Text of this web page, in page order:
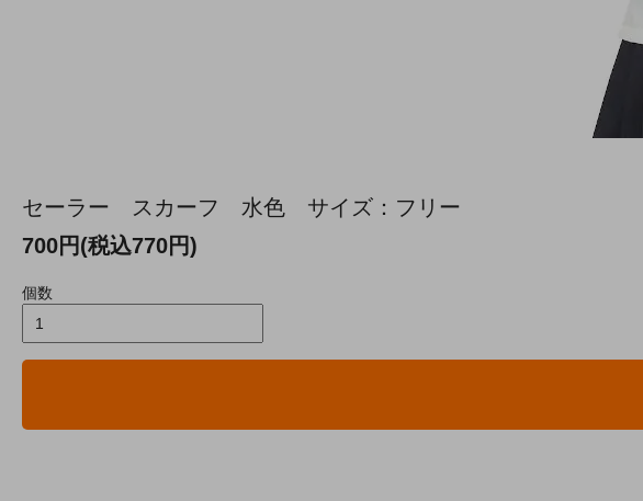
セーラー スカーフ 水色 サイズ：フリー
700円(税込770円)
個数